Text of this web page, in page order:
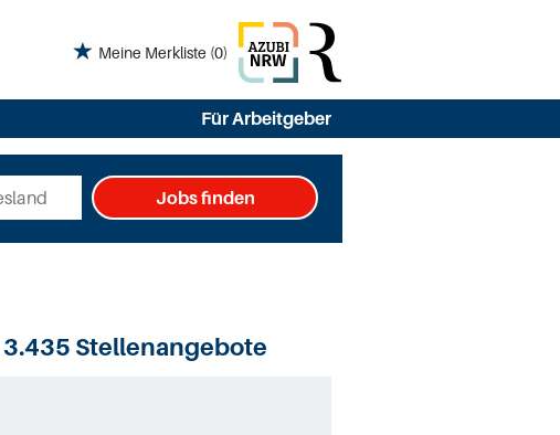
Meine Merkliste (0)
Für Arbeitgeber
Jobs finden
3.435 Stellenangebote